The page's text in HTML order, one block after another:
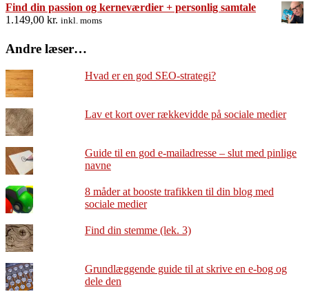
Find din passion og kerneværdier + personlig samtale
1.149,00 kr. inkl. moms
Andre læser…
Hvad er en god SEO-strategi?
Lav et kort over rækkevidde på sociale medier
Guide til en god e-mailadresse – slut med pinlige
navne
8 måder at booste trafikken til din blog med
sociale medier
Find din stemme (lek. 3)
Grundlæggende guide til at skrive en e-bog og
dele den